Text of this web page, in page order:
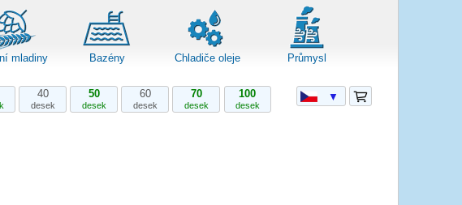
mladiny Bazény Chladiče oleje Průmysl
40
desek
50
desek
60
desek
70
desek
100
desek
▼